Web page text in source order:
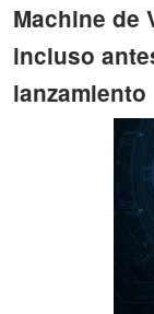
Machine de
incluso
lanzamiento